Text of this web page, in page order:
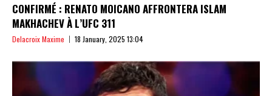
CONFIRMÉ : RENATO MOICANO AFFRONTERA ISLAM
MAKHACHEV À L’UFC 311
Delacroix Maxime 18 January, 2025 13:04